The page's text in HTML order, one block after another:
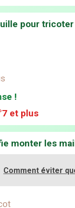
pour
!
et plus
monter les
Comment éviter